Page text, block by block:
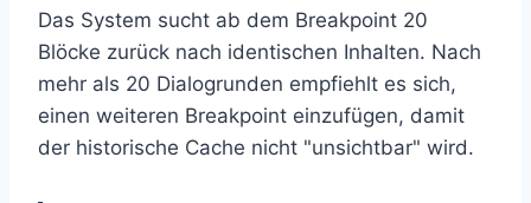
Das System sucht ab dem Breakpoint 20
Blöcke zurück nach identischen Inhalten. Nach
mehr als 20 Dialogrunden empfiehlt es sich,
einen weiteren Breakpoint einzufügen, damit
der historische Cache nicht "unsichtbar" wird.